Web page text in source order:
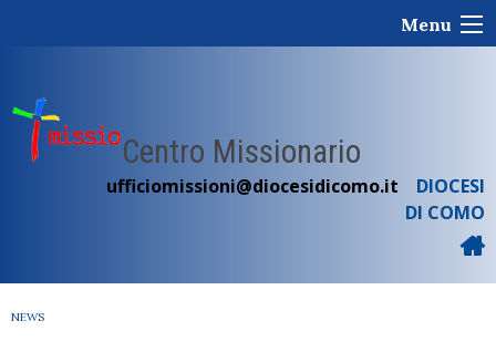
Menu
Centro Missionario
ufficiomissioni@diocesidicomo.it
DIOCESI
DI COMO
NEWS